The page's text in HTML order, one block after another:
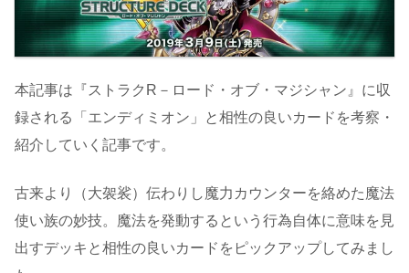
本記事は『ストラクR－ロード・オブ・マジシャン』に収
録される「エンディミオン」と相性の良いカードを考察・
紹介していく記事です。
古来より（大袈裟）伝わりし魔力カウンターを絡めた魔法
使い族の妙技。魔法を発動するという行為自体に意味を見
出すデッキと相性の良いカードをピックアップしてみまし